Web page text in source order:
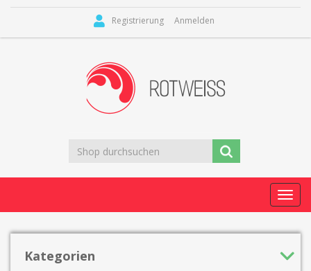
Registrierung Anmelden
Kategorien